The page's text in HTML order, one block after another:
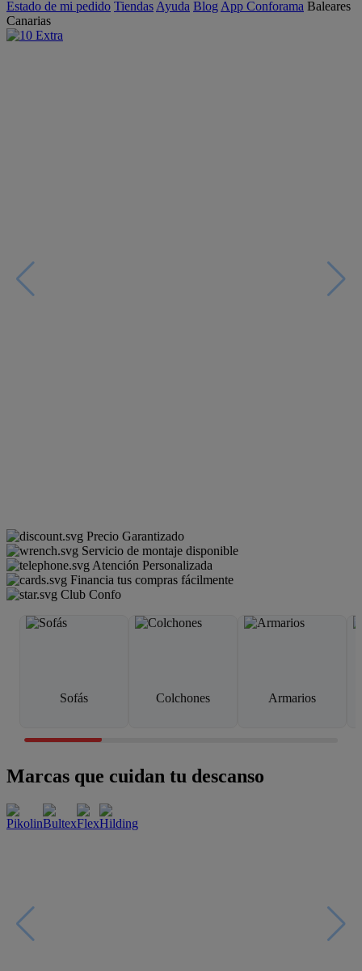
Estado de mi pedido Tiendas Ayuda Blog App Conforama Baleares
Canarias
Precio Garantizado
Servicio de montaje disponible
Atención Personalizada
Financia tus compras fácilmente
Club Confo
Sofás Colchones Armarios
Marcas que cuidan tu descanso